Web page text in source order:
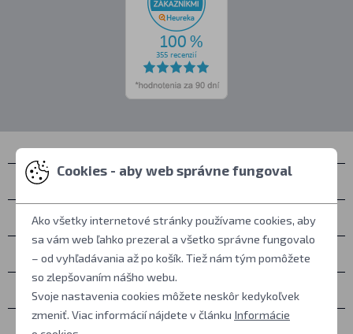
Kontakty
Zastihnete nás
Všetko o nákupe
Ďalšie informácie
Ostatné
Cookies - aby web správne fungoval
Ako všetky internetové stránky používame cookies, aby
sa vám web ľahko prezeral a všetko správne fungovalo
– od vyhľadávania až po košík. Tiež nám tým pomôžete
so zlepšovaním nášho webu.
Svoje nastavenia cookies môžete neskôr kedykoľvek
zmeniť. Viac informácií nájdete v článku Informácie